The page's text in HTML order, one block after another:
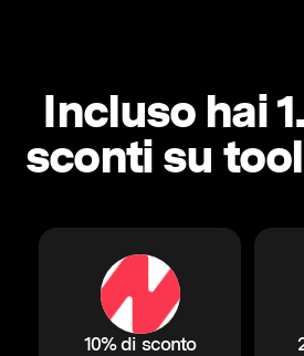
Incluso hai
sconti su
10% di sconto